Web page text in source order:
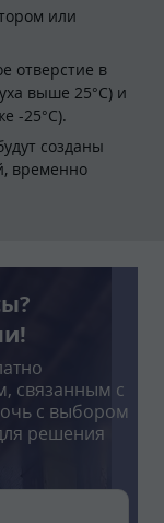
или
отверстие в
выше 25°С) и
-25°С).
созданы
временно
связанным с
с выбором
решения